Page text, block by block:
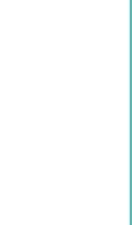
személyek,
keresztül
és így